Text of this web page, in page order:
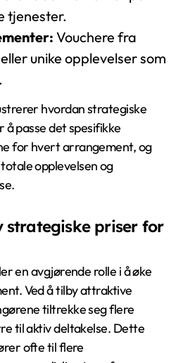
tjenester.
Vouchere fra
unike opplevelser som
hvordan strategiske
passe det spesifikke
for hvert arrangement, og
opplevelsen og
strategiske priser for
en avgjørende rolle i å øke
Ved å tilby attraktive
tiltrekke seg flere
til aktiv deltakelse. Dette
ofte til flere